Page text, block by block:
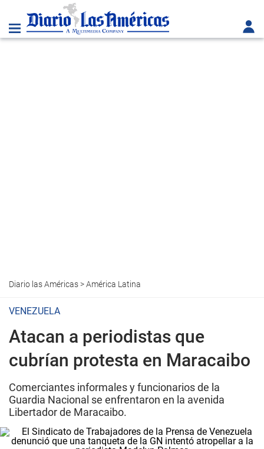
Diario las Américas>América Latina
VENEZUELA
Atacan a periodistas que
cubrían protesta en Maracaibo
Comerciantes informales y funcionarios de la
Guardia Nacional se enfrentaron en la avenida
Libertador de Maracaibo.